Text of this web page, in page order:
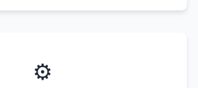
⚙️